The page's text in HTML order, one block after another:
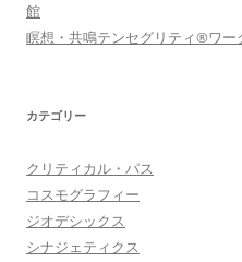
館
瞑想・共鳴テンセグリティ®︎ワ
カテゴリー
クリティカル・パス
コスモグラフィー
ジオデシックス
シナジェティクス